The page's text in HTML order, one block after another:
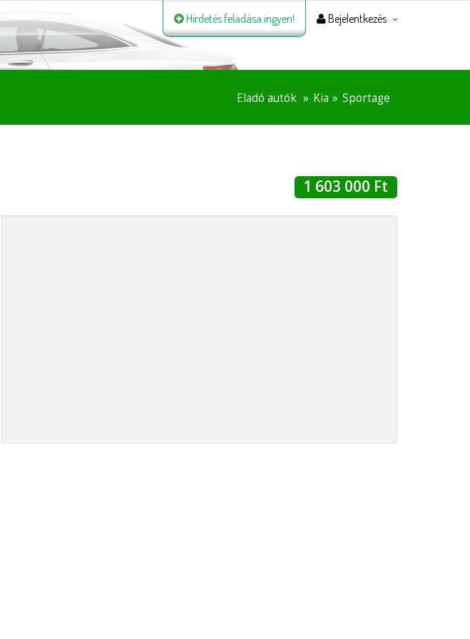
Hirdetés feladása ingyen! Bejelentkezés
Eladó autók Kia Sportage
1 603 000 Ft